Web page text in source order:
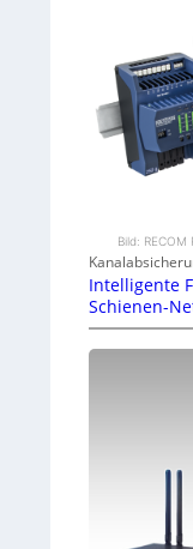
Bild:
Intelligente
Schienen-